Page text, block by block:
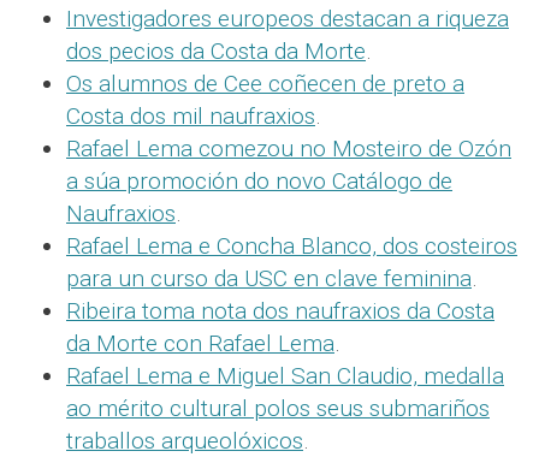
Investigadores europeos destacan a riqueza
dos pecios da Costa da Morte.
Os alumnos de Cee coñecen de preto a
Costa dos mil naufraxios.
Rafael Lema comezou no Mosteiro de Ozón
a súa promoción do novo Catálogo de
Naufraxios.
Rafael Lema e Concha Blanco, dos costeiros
para un curso da USC en clave feminina.
Ribeira toma nota dos naufraxios da Costa
da Morte con Rafael Lema.
Rafael Lema e Miguel San Claudio, medalla
ao mérito cultural polos seus submariños
traballos arqueolóxicos.